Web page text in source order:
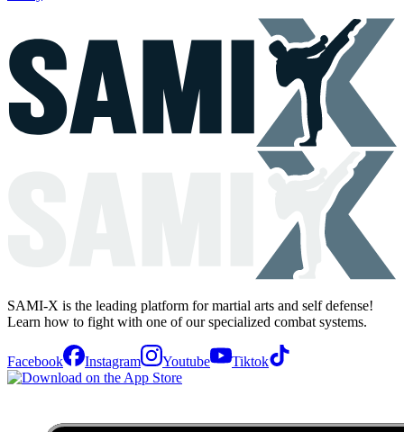
SAMI-X is the leading platform for martial arts and self defense!
Learn how to fight with one of our specialized combat systems.
Facebook Instagram Youtube Tiktok